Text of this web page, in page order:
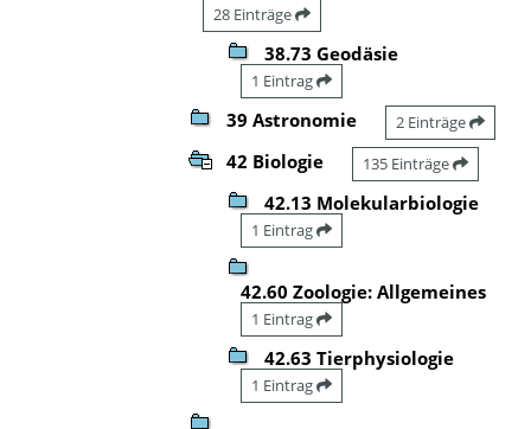
28 Einträge
38.73 Geodäsie
1 Eintrag
39 Astronomie 2 Einträge
42 Biologie 135 Einträge
42.13 Molekularbiologie
1 Eintrag
42.60 Zoologie: Allgemeines
1 Eintrag
42.63 Tierphysiologie
1 Eintrag